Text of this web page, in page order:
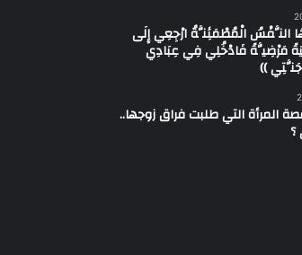
النَّفْسُ الْمُطْمَئِنَّةُ ارْجِعِي إِلَى
مَرْضِيَّةً فَادْخُلِي فِي عِبَادِي
))
المرأة التي طلبت فراق زوجها..